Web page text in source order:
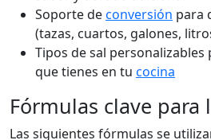
Soporte deconversión para
(tazas, cuartos, galones,
Tipos de sal
que tienes en tu cocina
Fórmulas clave para
Las siguientes fórmulas se